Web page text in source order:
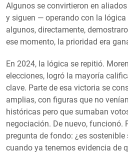
Algunos se convirtieron en
y siguen — operando con la lógica
algunos, directamente,
ese momento, la prioridad era
En 2024, la lógica se repitió.
elecciones, logró la mayoría
clave. Parte de esa victoria se
amplias, con figuras que no
históricas pero que sumaban
negociación. De nuevo, funcionó.
pregunta de fondo: ¿es
cuando ya tenemos evidencia de